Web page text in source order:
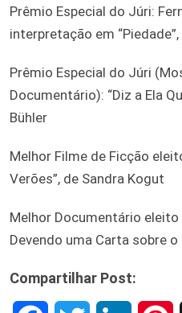
Prêmio Especial do Júri:
interpretação em
Prêmio Especial do Júri
Documentário): “Diz a Ela
Bühler
Melhor Filme de Ficção
Verões”, de Sandra Kogut
Melhor Documentário eleito
Devendo uma Carta sobre o
Compartilhar Post: